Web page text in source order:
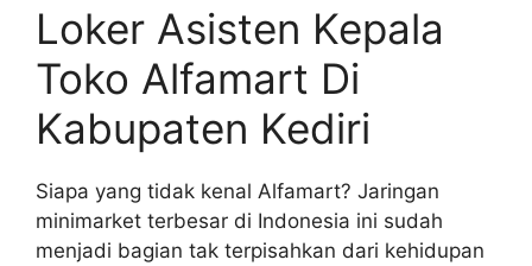
Loker Asisten Kepala
Toko Alfamart Di
Kabupaten Kediri
Siapa yang tidak kenal Alfamart? Jaringan
minimarket terbesar di Indonesia ini sudah
menjadi bagian tak terpisahkan dari kehidupan